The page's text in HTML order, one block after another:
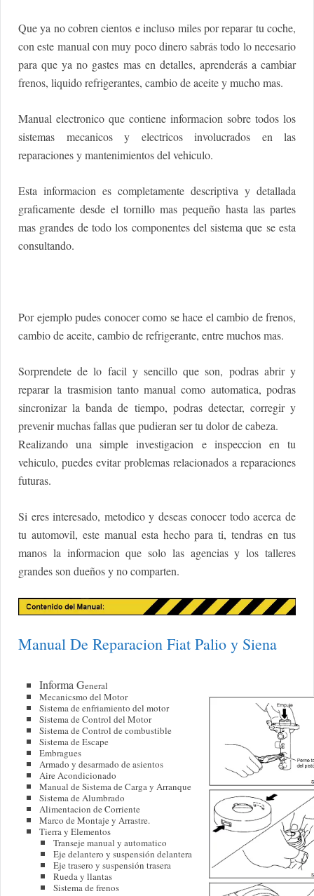
Que ya no cobren cientos e incluso miles por reparar tu coche,
con este manual con muy poco dinero sabrás todo lo necesario
para que ya no gastes mas en detalles, aprenderás a cambiar
frenos, liquido refrigerantes, cambio de aceite y mucho mas.
Manual electronico que contiene informacion sobre todos los
sistemas mecanicos y electricos involucrados en las
reparaciones y mantenimientos del vehiculo.
Esta informacion es completamente descriptiva y detallada
graficamente desde el tornillo mas pequeño hasta las partes
mas grandes de todo los componentes del sistema que se esta
consultando.
Por ejemplo pudes conocer como se hace el cambio de frenos,
cambio de aceite, cambio de refrigerante, entre muchos mas.
Sorprendete de lo facil y sencillo que son, podras abrir y
reparar la trasmision tanto manual como automatica, podras
sincronizar la banda de tiempo, podras detectar, corregir y
prevenir muchas fallas que pudieran ser tu dolor de cabeza.
Realizando una simple investigacion e inspeccion en tu
vehiculo, puedes evitar problemas relacionados a reparaciones
futuras.
Si eres interesado, metodico y deseas conocer todo acerca de
tu automovil, este manual esta hecho para ti, tendras en tus
manos la informacion que solo las agencias y los talleres
grandes son dueños y no comparten.
Manual De Reparacion Fiat Palio y Siena
Informa General
Mecanicsmo del Motor
Sistema de enfriamiento del motor
Sistema de Control del Motor
Sistema de Control de combustible
Sistema de Escape
Embragues
Armado y desarmado de asientos
Aire Acondicionado
Manual de Sistema de Carga y Arranque
Sistema de Alumbrado
Alimentacion de Corriente
Marco de Montaje y Arrastre.
Tierra y Elementos
Transeje manual y automatico
Eje delantero y suspensión delantera
Eje trasero y suspensión trasera
Rueda y llantas
Sistema de frenos